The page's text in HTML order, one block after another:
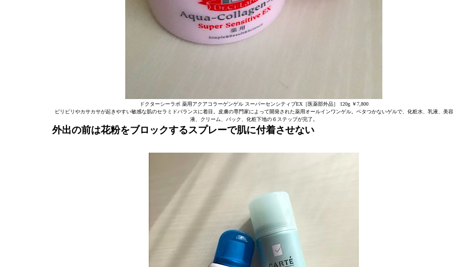
ドクターシーラボ 薬用アクアコラーゲンゲル スーパーセンシティブEX［医薬部外品］ 120g ￥7,800
ピリピリやカサカサが起きやすい敏感な肌のセラミドバランスに着目。皮膚の専門家によって開発された薬用オールインワンゲル。ベタつかないゲルで、化粧水、乳液、美容
液、クリーム、パック、化粧下地の６ステップが完了。
外出の前は花粉をブロックするスプレーで肌に付着させない